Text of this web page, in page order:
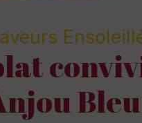
Bleu